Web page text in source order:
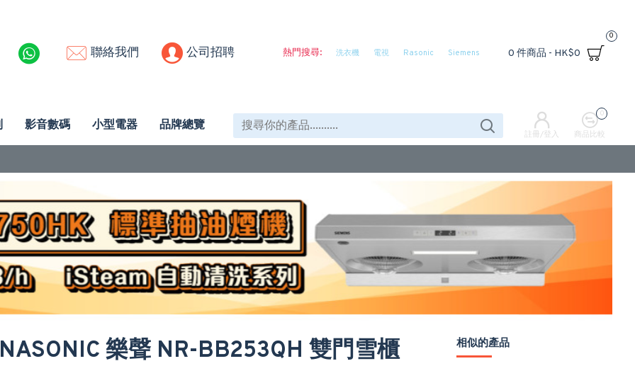
聯絡我們 公司招聘 熱門搜尋: 洗衣機 電視 Rasonic Siemens 0 件商品 - HK$0
0
影音數碼 小型電器 品牌總覽
註冊/登入 商品比較
0
樂聲 NR-BB253QH 雙門雪櫃 相似的產品